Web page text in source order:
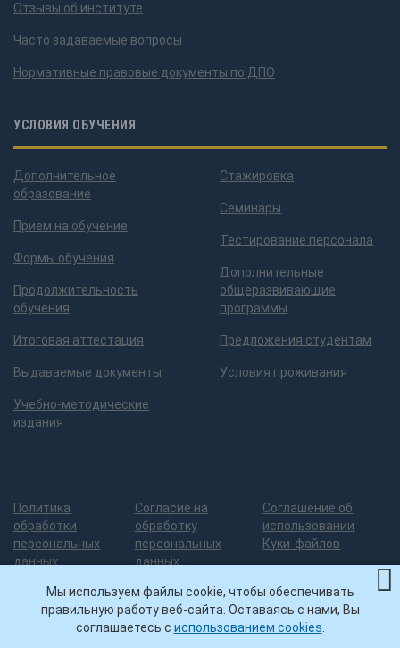
Отзывы об институте
Часто задаваемые вопросы
Нормативные правовые документы по ДПО
УСЛОВИЯ ОБУЧЕНИЯ
Дополнительное
образование
Прием на обучение
Формы обучения
Продолжительность
обучения
Итоговая аттестация
Выдаваемые документы
Учебно-методические
издания
Стажировка
Семинары
Тестирование персонала
Дополнительные
общеразвивающие
программы
Предложения студентам
Условия проживания
Политика
обработки
персональных
данных
Согласие на
обработку
персональных
данных
Соглашение об
использовании
Куки-файлов
© ИДПО
Нашли ошибку на сайте?
Помогите ее исправить!
Разработка сайта
грани дизайна
Мы используем файлы cookie, чтобы обеспечивать
правильную работу веб-сайта. Оставаясь с нами, Вы
соглашаетесь с использованием cookies